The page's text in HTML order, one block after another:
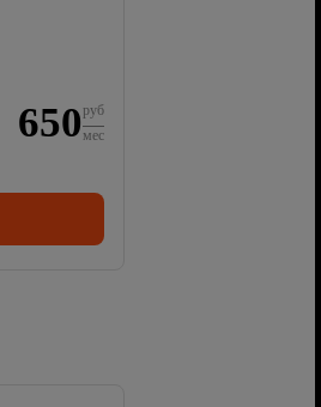
650 руб
мес